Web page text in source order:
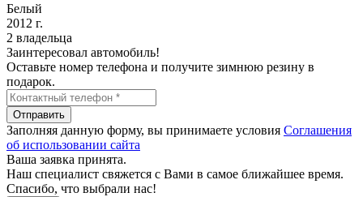
Белый
2012 г.
2 владельца
Заинтересовал автомобиль!
Оставьте номер телефона и получите зимнюю резину в
подарок.
Отправить
Заполняя данную форму, вы принимаете условия Соглашения
об использовании сайта
Ваша заявка принята.
Наш специалист свяжется с Вами в самое ближайшее время.
Спасибо, что выбрали нас!